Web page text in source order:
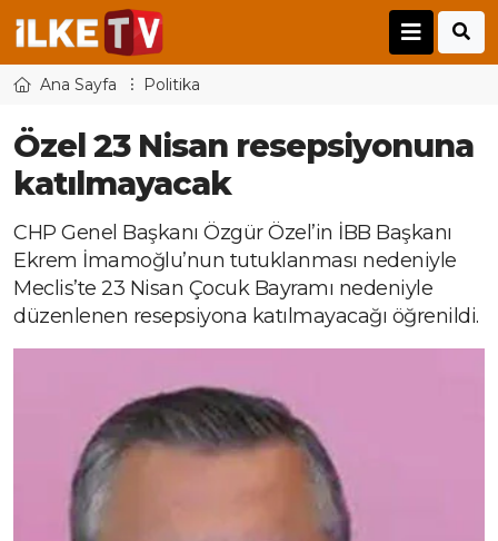
Ana Sayfa Politika
Özel 23 Nisan resepsiyonuna
katılmayacak
CHP Genel Başkanı Özgür Özel’in İBB Başkanı
Ekrem İmamoğlu’nun tutuklanması nedeniyle
Meclis’te 23 Nisan Çocuk Bayramı nedeniyle
düzenlenen resepsiyona katılmayacağı öğrenildi.